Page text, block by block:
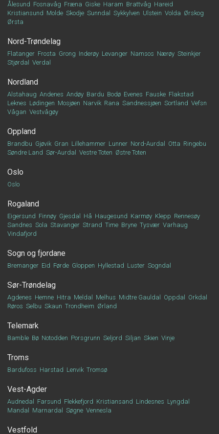
Ålesund Fosnavåg Fræna Giske Haram Brattvåg Hareid
Kristiansund Molde Skodje Sunndal Sykkylven Ulstein Volda Ørskog
Ørsta
Nord-Trøndelag
Flatanger Frosta Grong Inderøy Levanger Namsos Nærøy Steinkjer
Stjørdal
Verdal
Nordland
Alstahaug Andenes Andøy Bardu Bodø Evenes Fauske Flakstad
Leknes Lødingen Mosjøen Narvik Rana Sandnessjøen Sortland Vefsn
Vågan Vestvågøy
Oppland
Brandbu Gjøvik Gran Lillehammer Lunner Nord-Aurdal Otta Ringebu
Søndre Land Sør-Aurdal Vestre Toten Østre Toten
Oslo
Oslo
Rogaland
Eigersund Finnøy Gjesdal Hå Haugesund Karmøy Klepp Rennesøy
Sandnes Sola Stavanger Strand Time Bryne Tysvær Varhaug
Vindafjord
Sogn og fjordane
Bremanger Eid Førde Gloppen Hyllestad Luster Sogndal
Sør-Trøndelag
Agdenes Hemne Hitra Meldal Melhus Midtre Gauldal Oppdal
Orkdal
Røros Selbu Skaun Trondheim Ørland
Telemark
Bamble Bø Notodden Porsgrunn Seljord Siljan Skien Vinje
Troms
Bardufoss Harstad Lenvik Tromsø
Vest-Agder
Audnedal Farsund Flekkefjord Kristiansand Lindesnes Lyngdal
Mandal
Marnardal Søgne Vennesla
Vestfold